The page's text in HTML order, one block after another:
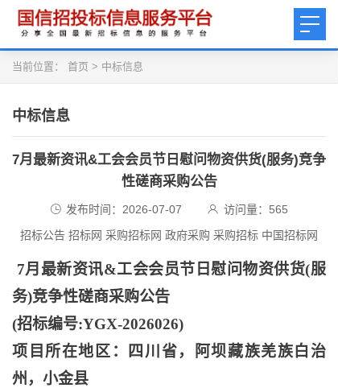
当前位置： 首页 > 中标信息
中标信息
7月最新资讯&工会会员节日慰问物资供货(服务)竞争
性磋商采购公告
发布时间：2026-07-07 访问量： 565
招标公告 招标网 采购招标网 政府采购 采购招标 中国招标网
7月最新资讯&工会会员节日慰问物资供货(服
务)竞争性磋商采购公告
(招标编号:YGX-2026026)
项目所在地区：四川省，阿坝藏族羌族白治
州，小金县